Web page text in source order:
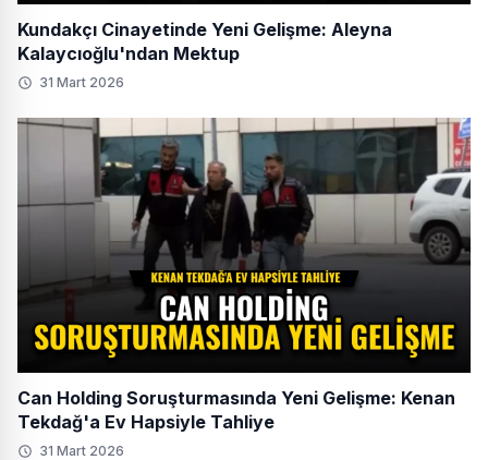
Kundakçı Cinayetinde Yeni Gelişme: Aleyna
Kalaycıoğlu'ndan Mektup
31 Mart 2026
Can Holding Soruşturmasında Yeni Gelişme: Kenan
Tekdağ'a Ev Hapsiyle Tahliye
31 Mart 2026